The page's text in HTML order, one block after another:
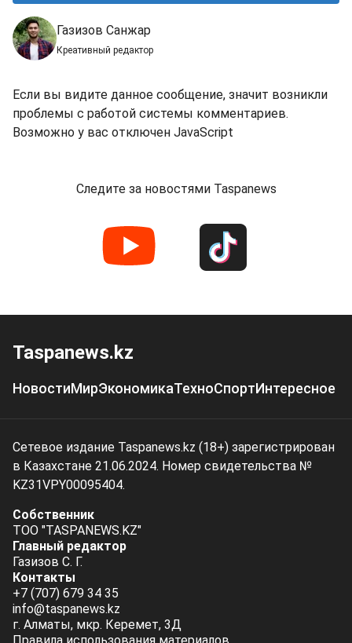
Газизов Санжар
Креативный редактор
Если вы видите данное сообщение, значит возникли
проблемы с работой системы комментариев.
Возможно у вас отключен JavaScript
Следите за новостями Taspanews
Taspanews.kz
НовостиМирЭкономикаТехноСпортИнтересное
Сетевое издание Taspanews.kz (18+) зарегистрирован
в Казахстане 21.06.2024. Номер свидетельства №
KZ31VPY00095404.
Собственник
ТОО "TASPANEWS.KZ"
Главный редактор
Газизов С. Г.
Контакты
+7 (707) 679 34 35
info@taspanews.kz
г. Алматы, мкр. Керемет, 3Д